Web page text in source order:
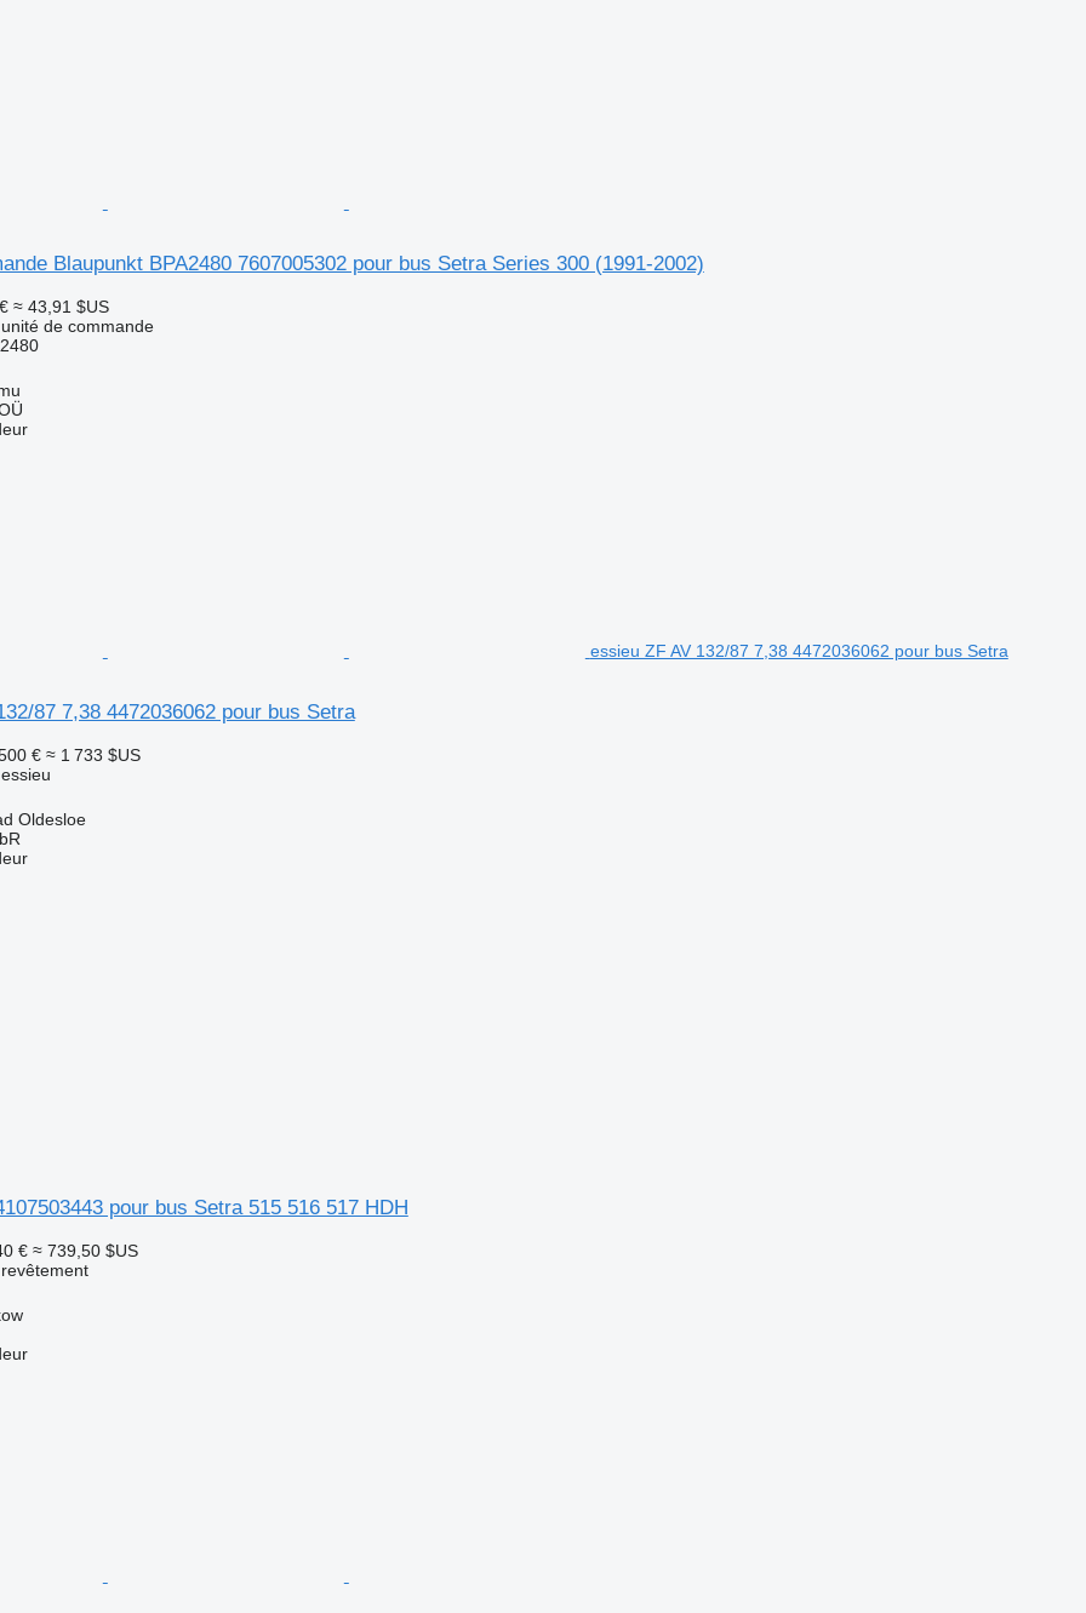
Blaupunkt BPA2480 7607005302 pour bus Setra Series 300 (1991-2002)
≈ 43,91 $US
de commande
essieu ZF AV 132/87 7,38 4472036062 pour bus Setra
87 7,38 4472036062 pour bus Setra
€ ≈ 1 733 $US
Oldesloe
pour bus Setra 515 516 517 HDH
€ ≈ 739,50 $US